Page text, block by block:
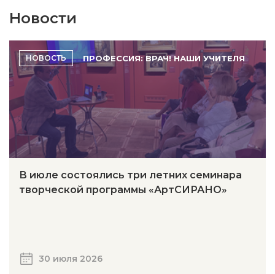
Новости
НОВОСТЬ ПРОФЕССИЯ: ВРАЧ! НАШИ УЧИТЕЛЯ
В июле состоялись три летних семинара
творческой программы «АртСИРАНО»
30 июля 2026